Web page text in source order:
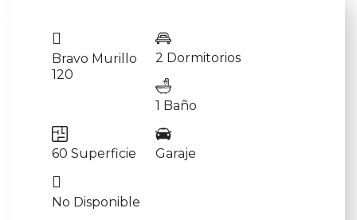
Bravo Murillo
120
2 Dormitorios
1 Baño
60 Superficie Garaje
No Disponible